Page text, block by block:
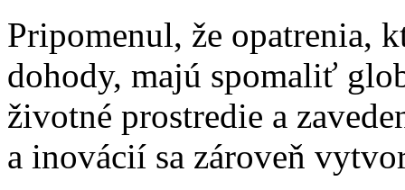
Pripomenul, že opatrenia,
dohody, majú spomaliť
životné prostredie a
a inovácií sa zároveň